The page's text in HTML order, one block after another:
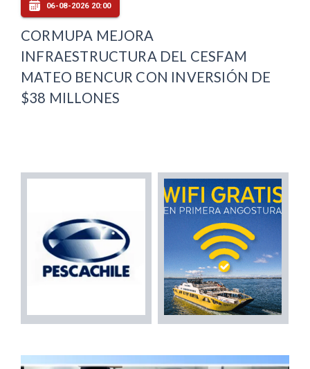
06-08-2026 20:00
CORMUPA MEJORA
INFRAESTRUCTURA DEL CESFAM
MATEO BENCUR CON INVERSIÓN DE
$38 MILLONES